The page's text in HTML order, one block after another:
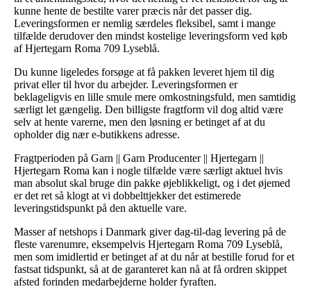
kunne hente de bestilte varer præcis når det passer dig.
Leveringsformen er nemlig særdeles fleksibel, samt i mange
tilfælde derudover den mindst kostelige leveringsform ved køb
af Hjertegarn Roma 709 Lyseblå.
Du kunne ligeledes forsøge at få pakken leveret hjem til dig
privat eller til hvor du arbejder. Leveringsformen er
beklageligvis en lille smule mere omkostningsfuld, men samtidig
særligt let gængelig. Den billigste fragtform vil dog altid være
selv at hente varerne, men den løsning er betinget af at du
opholder dig nær e-butikkens adresse.
Fragtperioden på Garn || Garn Producenter || Hjertegarn ||
Hjertegarn Roma kan i nogle tilfælde være særligt aktuel hvis
man absolut skal bruge din pakke øjeblikkeligt, og i det øjemed
er det ret så klogt at vi dobbelttjekker det estimerede
leveringstidspunkt på den aktuelle vare.
Masser af netshops i Danmark giver dag-til-dag levering på de
fleste varenumre, eksempelvis Hjertegarn Roma 709 Lyseblå,
men som imidlertid er betinget af at du når at bestille forud for et
fastsat tidspunkt, så at de garanteret kan nå at få ordren skippet
afsted forinden medarbejderne holder fyraften.